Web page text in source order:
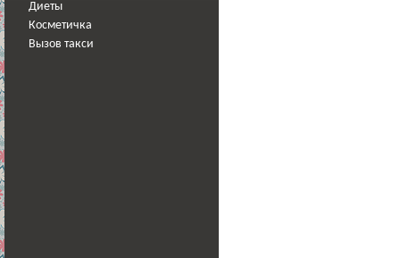
Диеты
Косметичка
Вызов такси